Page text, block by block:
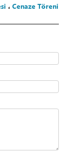
، Cenaze Töreni